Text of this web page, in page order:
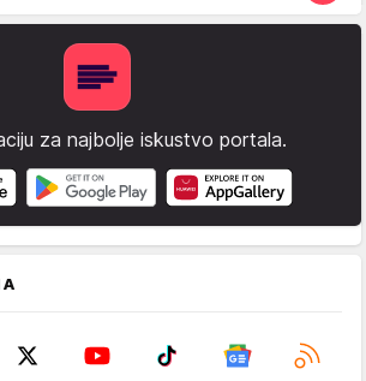
za najbolje iskustvo portala.